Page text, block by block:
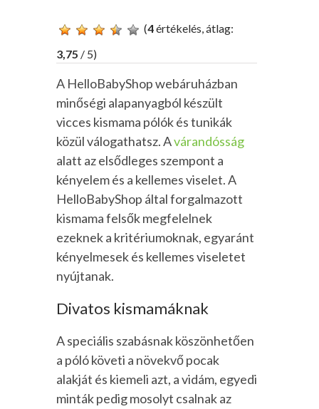
(4értékelés, átlag:
3,75 / 5)
A HelloBabyShop webáruházban
minőségi alapanyagból készült
vicces kismama pólók és tunikák
közül válogathatsz. Avárandósság
alatt az elsődleges szempont a
kényelem és a kellemes viselet. A
HelloBabyShop által forgalmazott
kismama felsők megfelelnek
ezeknek a kritériumoknak, egyaránt
kényelmesek és kellemes viseletet
nyújtanak.
Divatos kismamáknak
A speciális szabásnak köszönhetően
a póló követi a növekvő pocak
alakját és kiemeli azt, a vidám, egyedi
minták pedig mosolyt csalnak az